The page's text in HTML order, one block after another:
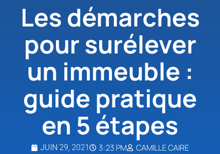
Les démarches
pour surélever
un immeuble :
guide pratique
en 5 étapes
JUIN 29, 2021 3:23 PM CAMILLE CAIRE